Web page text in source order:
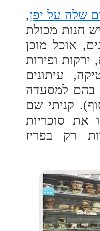
שלה על יפן,
חנות מכולת
אוכל מוכן
ירקות ופירות
עיתונים
בהם למסעדה
קניתי שם
את סוכריות
רק בפריז